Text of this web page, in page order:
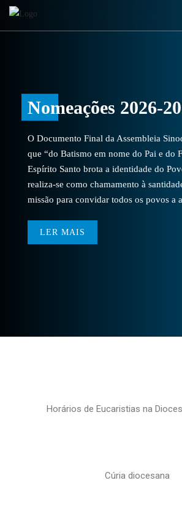
Nomeações 2026-
O Documento Final da Assembleia
que “do Batismo em nome do Pai e do
Espírito Santo brota a identidade do
realiza-se como chamamento à
missão para convidar todos os povos a
LER MAIS
Horários de Eucaristias na
Cúria diocesana